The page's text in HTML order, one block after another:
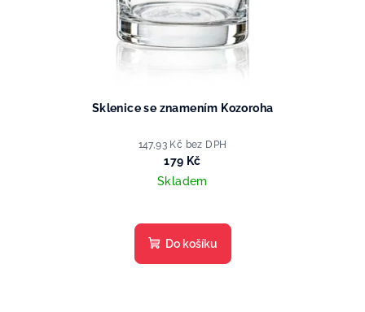
Sklenice se znamením Kozoroha
147,93 Kč bez DPH
179 Kč
Skladem
Do košíku